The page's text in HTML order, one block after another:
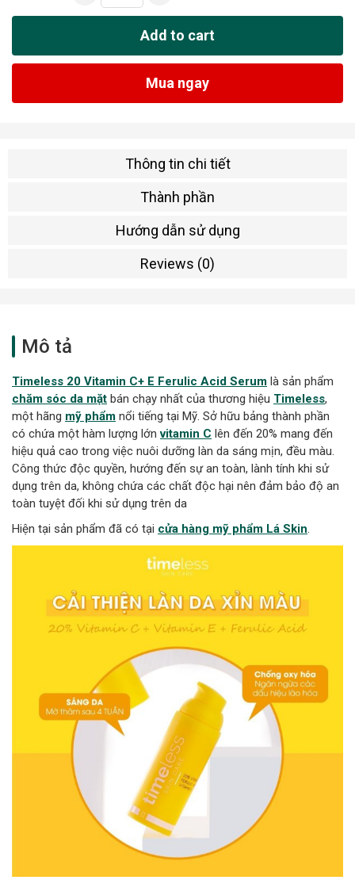
Add to cart
Mua ngay
Thông tin chi tiết
Thành phần
Hướng dẫn sử dụng
Reviews (0)
Mô tả
Timeless 20 Vitamin C+ E Ferulic Acid Serum là sản phẩm
chăm sóc da mặt bán chạy nhất của thương hiệu Timeless,
một hãng mỹ phẩm nổi tiếng tại Mỹ. Sở hữu bảng thành phần
có chứa một hàm lượng lớnvitamin C lên đến 20% mang đến
hiệu quả cao trong việc nuôi dưỡng làn da sáng mịn, đều màu.
Công thức độc quyền, hướng đến sự an toàn, lành tính khi sử
dụng trên da, không chứa các chất độc hại nên đảm bảo độ an
toàn tuyệt đối khi sử dụng trên da
Hiện tại sản phẩm đã có tại cửa hàng mỹ phẩm Lá Skin.